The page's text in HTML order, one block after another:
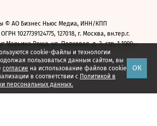
cookie-файлы и технологии
пользоваться данным сайтом, вы
согласие на использование файлов cookie
в соответствии с Политикой в
персональных данных.
ОК
© АО Бизнес Ньюс Медиа, ИНН/КПП
ОГРН 1027739124775, 127018, г. Москва, вн.тер.г.
Марьина Роща, ул. Полковая, д. 3, стр. 1 1999—